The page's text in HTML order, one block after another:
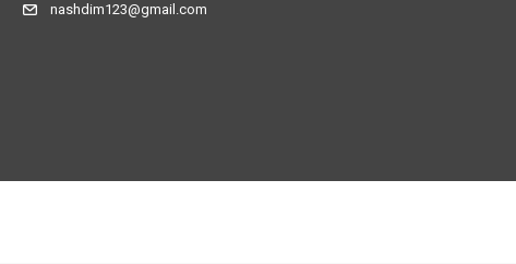
nashdim123@gmail.com